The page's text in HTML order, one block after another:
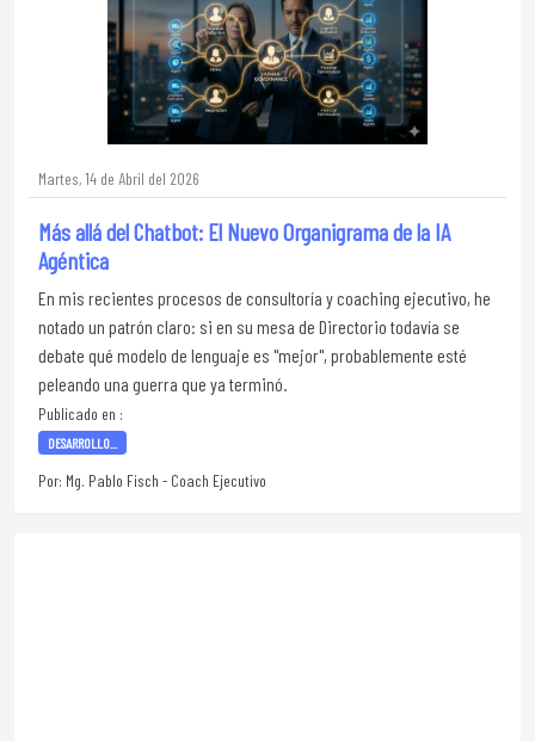
Martes, 14 de Abril del 2026
Más allá del Chatbot: El Nuevo Organigrama de la IA
Agéntica
En mis recientes procesos de consultoría y coaching ejecutivo, he
notado un patrón claro: si en su mesa de Directorio todavía se
debate qué modelo de lenguaje es "mejor", probablemente esté
peleando una guerra que ya terminó.
Publicado en :
DESARROLLO...
Por: Mg. Pablo Fisch - Coach Ejecutivo